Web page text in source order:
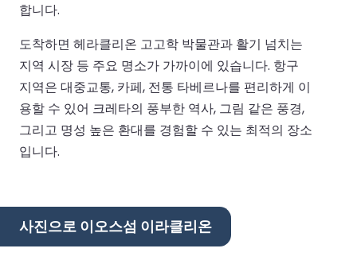
합니다.
도착하면 헤라클리온 고고학 박물관과 활기 넘치는
지역 시장 등 주요 명소가 가까이에 있습니다. 항구
지역은 대중교통, 카페, 전통 타베르나를 편리하게 이
용할 수 있어 크레타의 풍부한 역사, 그림 같은 풍경,
그리고 명성 높은 환대를 경험할 수 있는 최적의 장소
입니다.
사진으로 이오스섬 이라클리온